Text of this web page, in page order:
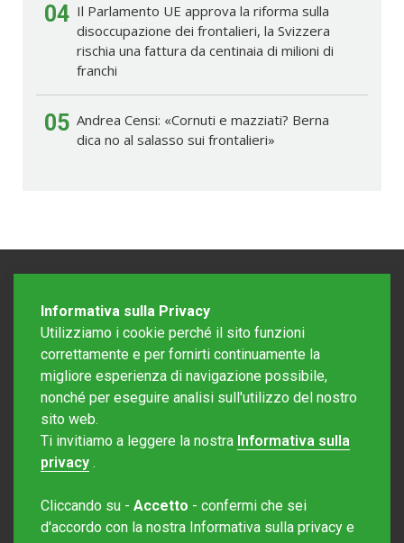
04 Il Parlamento UE approva la riforma sulla
disoccupazione dei frontalieri, la Svizzera
rischia una fattura da centinaia di milioni di
franchi
05 Andrea Censi: «Cornuti e mazziati? Berna
dica no al salasso sui frontalieri»
Editore Rotostampa SA
Sito creato daRedesign
Informativa sulla Privacy
Utilizziamo i cookie perché il sito funzioni
correttamente e per fornirti continuamente la
migliore esperienza di navigazione possibile,
nonché per eseguire analisi sull'utilizzo del nostro
sito web.
Ti invitiamo a leggere la nostra Informativa sulla
privacy .
Cliccando su - Accetto - confermi che sei
d'accordo con la nostra Informativa sulla privacy e